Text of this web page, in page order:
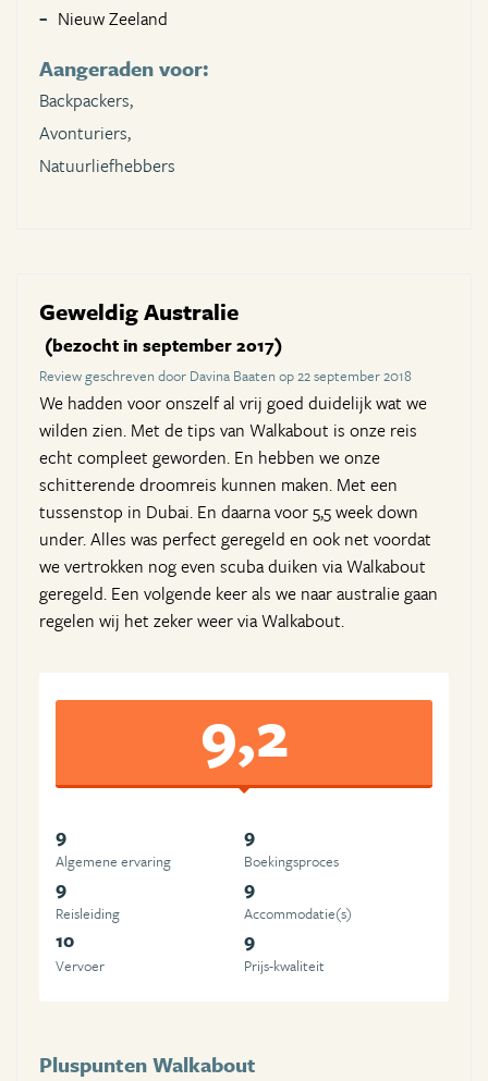
Nieuw Zeeland
Aangeraden voor:
Backpackers,
Avonturiers,
Natuurliefhebbers
Geweldig Australie
(bezocht in september 2017)
Review geschreven door Davina Baaten op 22 september 2018
We hadden voor onszelf al vrij goed duidelijk wat we
wilden zien. Met de tips van Walkabout is onze reis
echt compleet geworden. En hebben we onze
schitterende droomreis kunnen maken. Met een
tussenstop in Dubai. En daarna voor 5,5 week down
under. Alles was perfect geregeld en ook net voordat
we vertrokken nog even scuba duiken via Walkabout
geregeld. Een volgende keer als we naar australie gaan
regelen wij het zeker weer via Walkabout.
9,2
9
Algemene ervaring
9
Boekingsproces
9
Reisleiding
9
Accommodatie(s)
10
Vervoer
9
Prijs-kwaliteit
Pluspunten Walkabout